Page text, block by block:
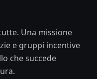
Una missione
e gruppi incentive
che succede